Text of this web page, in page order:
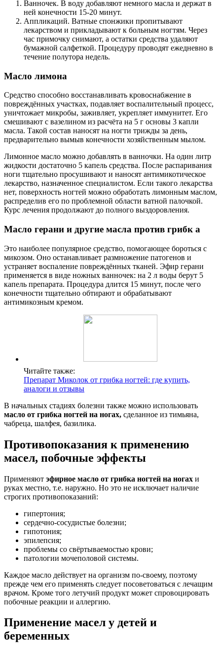
Ванночек. В воду добавляют немного масла и держат в
ней конечности 15-20 минут.
Аппликаций. Ватные спонжики пропитывают
лекарством и прикладывают к больным ногтям. Через
час примочку снимают, а остатки средства удаляют
бумажной салфеткой. Процедуру проводят ежедневно в
течение полутора недель.
Масло лимона
Средство способно восстанавливать кровоснабжение в
повреждённых участках, подавляет воспалительный процесс,
уничтожает микробы, заживляет, укрепляет иммунитет. Его
смешивают с вазелином из расчёта на 5 г основы 3 капли
масла. Такой состав наносят на ногти трижды за день,
предварительно вымыв конечности хозяйственным мылом.
Лимонное масло можно добавлять в ванночки. На один литр
жидкости достаточно 5 капель средства. После распаривания
ноги тщательно просушивают и наносят антимикотическое
лекарство, назначенное специалистом. Если такого лекарства
нет, поверхность ногтей можно обработать лимонным маслом,
распределив его по проблемной области ватной палочкой.
Курс лечения продолжают до полного выздоровления.
Масло герани и другие масла против грибк а
Это наиболее популярное средство, помогающее бороться с
микозом. Оно останавливает размножение патогенов и
устраняет воспаление повреждённых тканей. Эфир герани
применяется в виде ножных ванночек: на 2 л воды берут 5
капель препарата. Процедура длится 15 минут, после чего
конечности тщательно обтирают и обрабатывают
антимикозным кремом.
Читайте также:
Препарат Миколок от грибка ногтей: где купить,
аналоги и отзывы
В начальных стадиях болезни также можно использовать
масло от грибка ногтей на ногах, сделанное из тимьяна,
чабреца, шалфея, базилика.
Противопоказания к применению
масел, побочные эффекты
Применяют эфирное масло от грибка ногтей на ногах и
руках местно, т.е. наружно. Но это не исключает наличие
строгих противопоказаний:
гипертония;
сердечно-сосудистые болезни;
гипотония;
эпилепсия;
проблемы со свёртываемостью крови;
патологии мочеполовой системы.
Каждое масло действует на организм по-своему, поэтому
прежде чем его применять следует посоветоваться с лечащим
врачом. Кроме того летучий продукт может спровоцировать
побочные реакции и аллергию.
Применение масел у детей и
беременных